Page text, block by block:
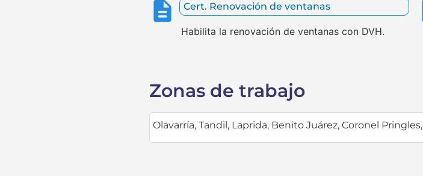
Cert. Renovación de ventanas
Habilita la renovación de ventanas con DVH.
Zonas de trabajo
Olavarría, Tandil, Laprida, Benito Juárez, Coronel Pringles,